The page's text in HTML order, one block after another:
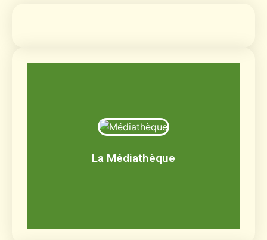
La Médiathèque
Médiathèque
Livres, BD, documentaires, jeux de société,